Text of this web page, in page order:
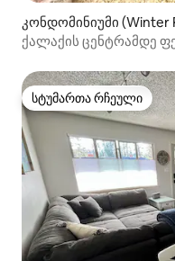
კონდომინიუმი (Winter
ქალაქის ცენტრამდე
სტუმართა რჩეული
სტუმართა რჩეული